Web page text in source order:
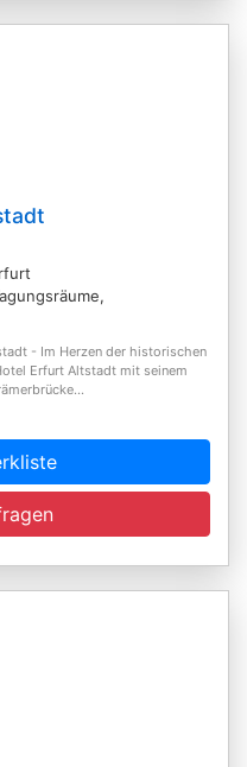
- Im Herzen der historischen
Erfurt Altstadt mit seinem